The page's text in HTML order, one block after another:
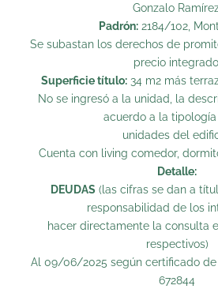
Gonzalo
Padrón:2184/102,
Se subastan los derechos de
precio
Superficie título:34 m2 más
No se ingresó a la unidad, la
acuerdo a la
unidades del
Cuenta con living comedor,
Detalle:
DEUDAS (las cifras se dan a
responsabilidad de los
hacer directamente la consulta
respectivos)
Al 09/06/2025 según certificado de
672844